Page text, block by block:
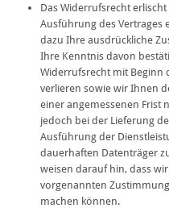
Das Widerrufsrecht
Ausführung des Vertrages
dazu Ihre ausdrückliche
Ihre Kenntnis davon
Widerrufsrecht mit Beginn
verlieren sowie wir Ihnen
einer angemessenen Frist
jedoch bei der Lieferung
Ausführung der
dauerhaften Datenträger
weisen darauf hin, dass
vorgenannten
machen können.